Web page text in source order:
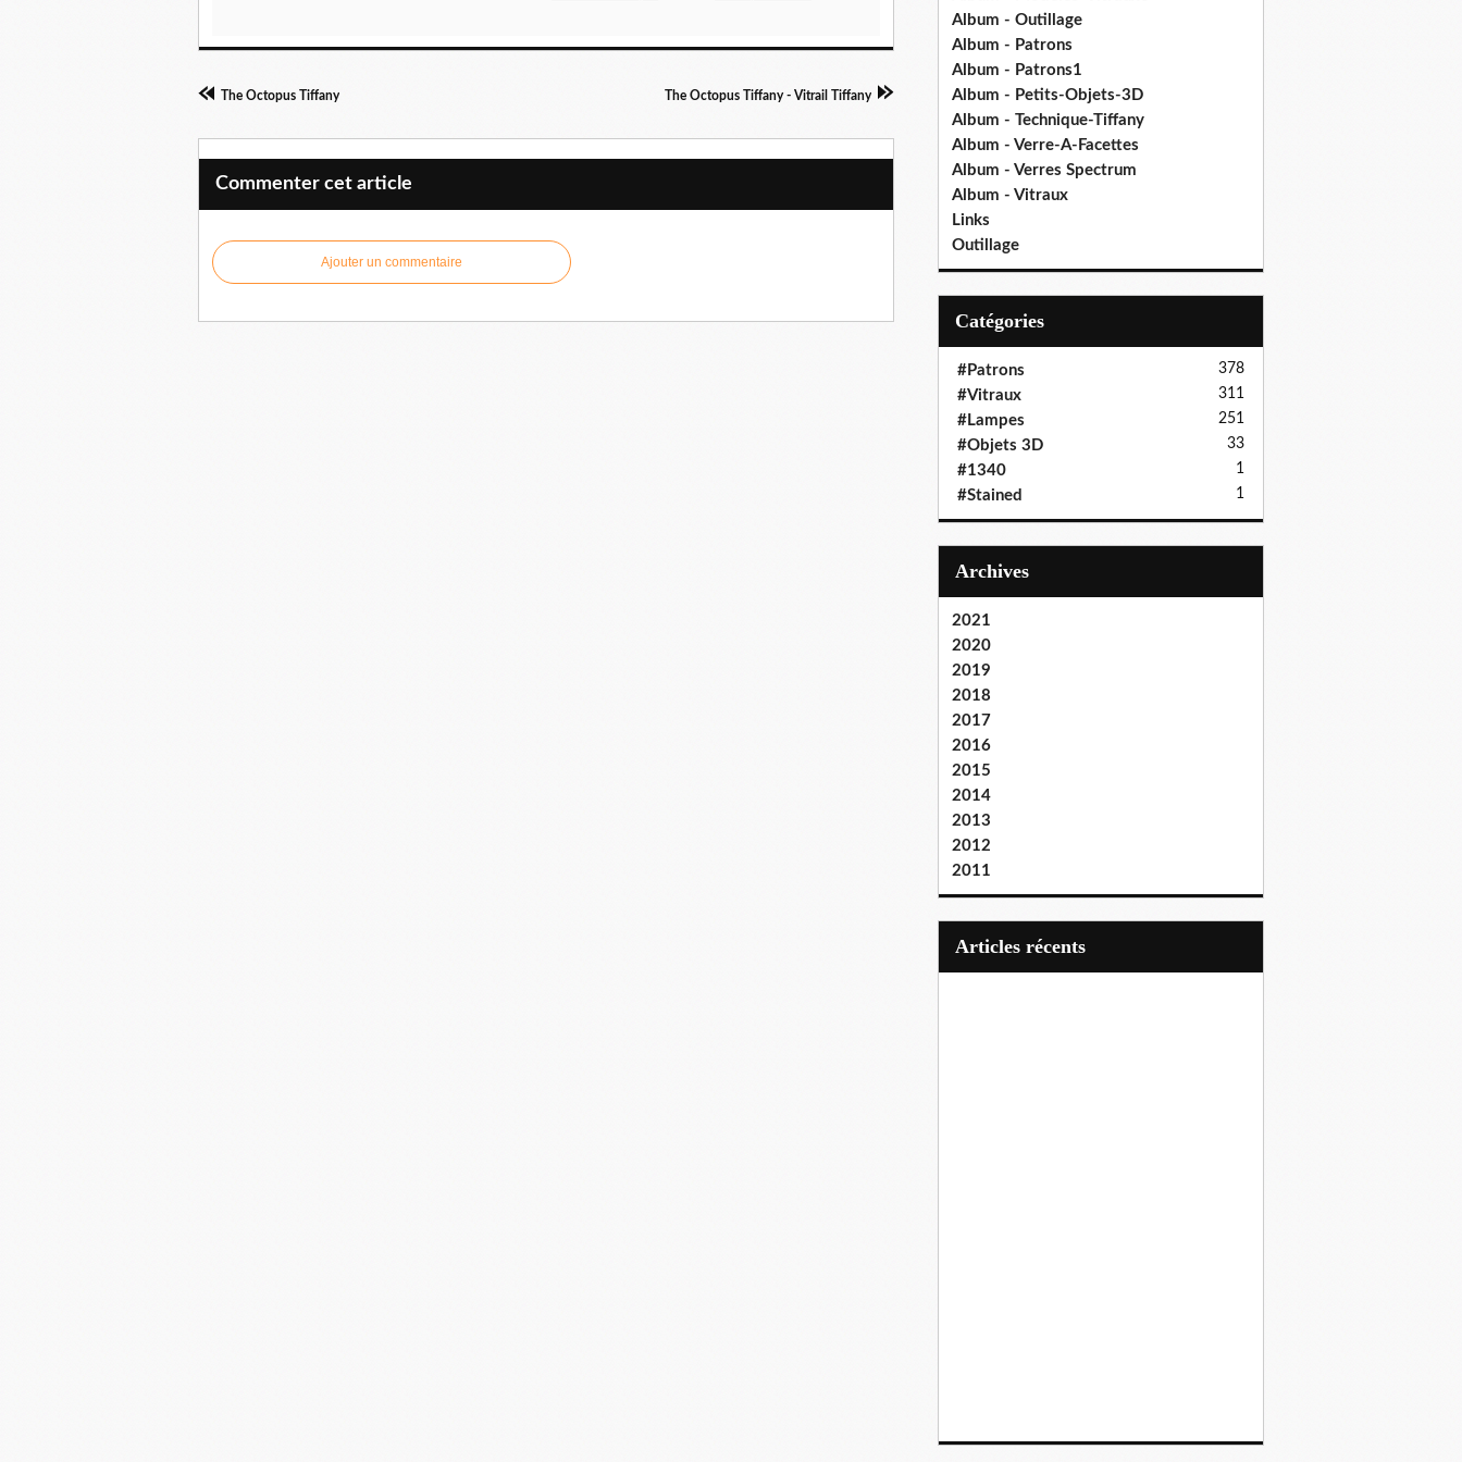
The Octopus Tiffany The Octopus Tiffany - Vitrail Tiffany
Commenter cet article
Ajouter un commentaire
Album - Outillage
Album - Patrons
Album - Patrons1
Album - Petits-Objets-3D
Album - Technique-Tiffany
Album - Verre-A-Facettes
Album - Verres Spectrum
Album - Vitraux
Links
Outillage
Catégories
#Patrons 378
#Vitraux 311
#Lampes 251
#Objets 3D 33
#1340 1
#Stained 1
Archives
2021
2020
2019
2018
2017
2016
2015
2014
2013
2012
2011
articles récents